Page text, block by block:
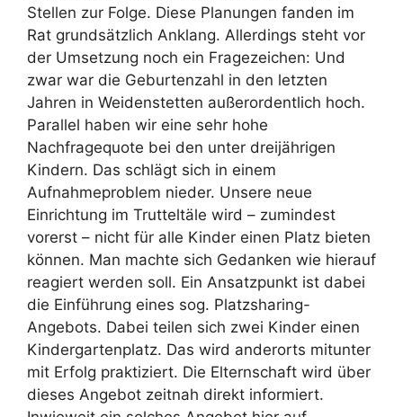
Stellen zur Folge. Diese Planungen fanden im
Rat grundsätzlich Anklang. Allerdings steht vor
der Umsetzung noch ein Fragezeichen: Und
zwar war die Geburtenzahl in den letzten
Jahren in Weidenstetten außerordentlich hoch.
Parallel haben wir eine sehr hohe
Nachfragequote bei den unter dreijährigen
Kindern. Das schlägt sich in einem
Aufnahmeproblem nieder. Unsere neue
Einrichtung im Trutteltäle wird – zumindest
vorerst – nicht für alle Kinder einen Platz bieten
können. Man machte sich Gedanken wie hierauf
reagiert werden soll. Ein Ansatzpunkt ist dabei
die Einführung eines sog. Platzsharing-
Angebots. Dabei teilen sich zwei Kinder einen
Kindergartenplatz. Das wird anderorts mitunter
mit Erfolg praktiziert. Die Elternschaft wird über
dieses Angebot zeitnah direkt informiert.